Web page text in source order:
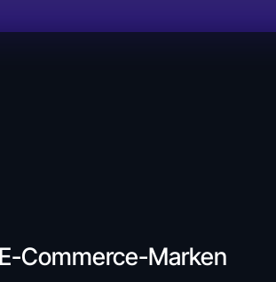
Commerce-Marken